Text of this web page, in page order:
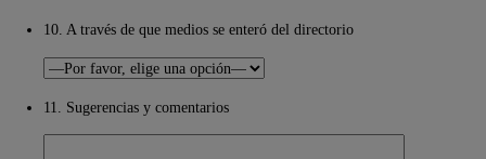
10. A través de que medios se enteró del directorio
11. Sugerencias y comentarios